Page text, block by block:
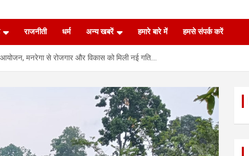
राजनीती धर्म अन्य खबरें हमारे बारे में हमसे संपर्क करें
मनरेगा से रोजगार और विकास को मिली नई गति….